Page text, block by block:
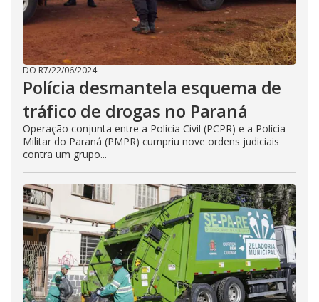
DO R7/22/06/2024
Polícia desmantela esquema de
tráfico de drogas no Paraná
Operação conjunta entre a Polícia Civil (PCPR) e a Polícia
Militar do Paraná (PMPR) cumpriu nove ordens judiciais
contra um grupo...